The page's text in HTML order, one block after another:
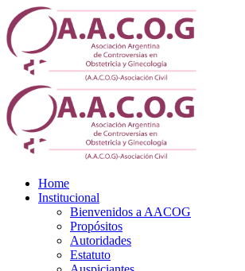
Home
Institucional
Bienvenidos a AACOG
Propósitos
Autoridades
Estatuto